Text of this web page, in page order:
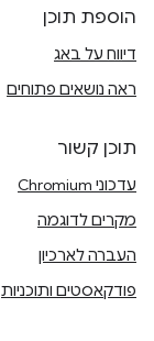
הוספת תוכן
דיווח על באג
ראה נושאים פתוחים
תוכן קשור
עדכוני Chromium
מקרים לדוגמה
העברה לארכיון
פודקאסטים ותוכניות